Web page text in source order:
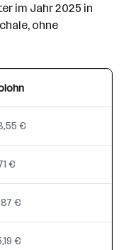
im Jahr 2025 in
ohne
€
€
€
€